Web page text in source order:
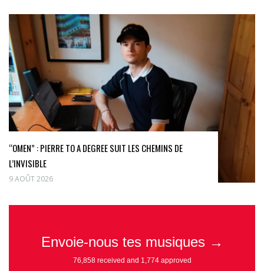
“OMEN” : PIERRE TO A DEGREE SUIT LES CHEMINS DE
L’INVISIBLE
9 AOÛT 2026